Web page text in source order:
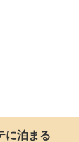
に泊まる